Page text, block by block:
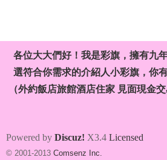
各位大大們好！我是彩旗，擁有九
選符合你需求的介紹人小彩旗，你
（外約飯店旅館酒店住家 見面現金
Powered by Discuz! X3.4 Licensed
© 2001-2013 Comsenz Inc.